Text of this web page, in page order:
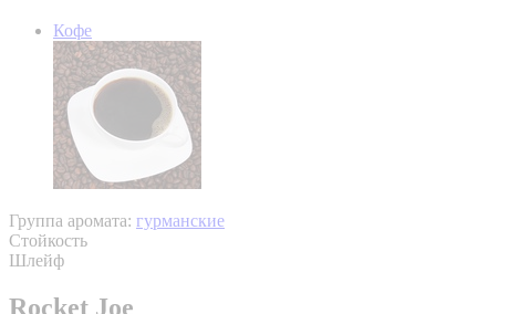
Кофе
Группа аромата: гурманские
Стойкость
Шлейф
Rocket Joe